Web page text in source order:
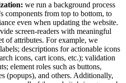
we run a background process
components from top to bottom, to
even when updating the website.
screen-readers with meaningful
of attributes. For example, we
descriptions for actionable icons
icons, cart icons, etc.); validation
element roles such as buttons,
(popups), and others. Additionally,